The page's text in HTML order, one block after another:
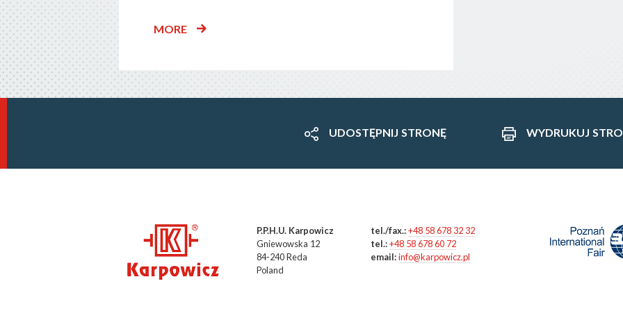
MORE
UDOSTĘPNIJ STRONĘ WYDRUKUJ
P.P.H.U. Karpowicz
Gniewowska 12
84-240 Reda
Poland
tel./fax.: +48 58 678 32 32
tel.: +48 58 678 60 72
email: info@karpowicz.pl